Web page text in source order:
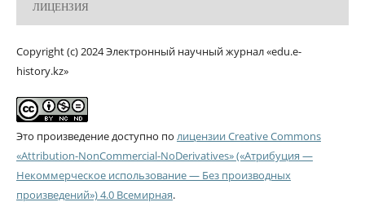
ЛИЦЕНЗИЯ
Copyright (c) 2024 Электронный научный журнал «edu.e-
history.kz»
Это произведение доступно по лицензии Creative Commons
«Attribution-NonCommercial-NoDerivatives» («Атрибуция —
Некоммерческое использование — Без производных
произведений») 4.0 Всемирная.